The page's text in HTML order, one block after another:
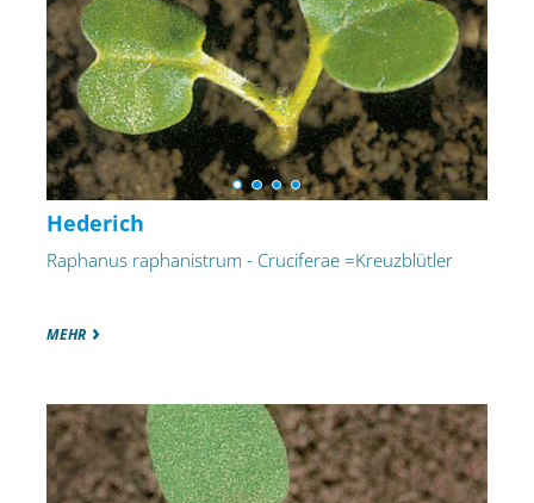
Hederich
Raphanus raphanistrum - Cruciferae =Kreuzblütler
MEHR